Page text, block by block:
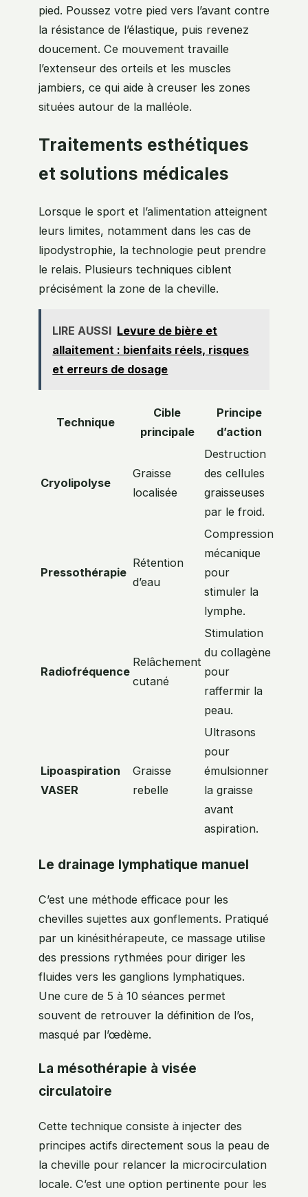
pied. Poussez votre pied vers l’avant contre
la résistance de l’élastique, puis revenez
doucement. Ce mouvement travaille
l’extenseur des orteils et les muscles
jambiers, ce qui aide à creuser les zones
situées autour de la malléole.
Traitements esthétiques
et solutions médicales
Lorsque le sport et l’alimentation atteignent
leurs limites, notamment dans les cas de
lipodystrophie, la technologie peut prendre
le relais. Plusieurs techniques ciblent
précisément la zone de la cheville.
LIRE AUSSI Levure de bière et
allaitement : bienfaits réels, risques
et erreurs de dosage
Technique
Cible
principale
Principe
d’action
Cryolipolyse
Graisse
localisée
Destruction
des cellules
graisseuses
par le froid.
Pressothérapie
Rétention
d’eau
Compression
mécanique
pour
stimuler la
lymphe.
Radiofréquence
Relâchement
cutané
Stimulation
du collagène
pour
raffermir la
peau.
Lipoaspiration
VASER
Graisse
rebelle
Ultrasons
pour
émulsionner
la graisse
avant
aspiration.
Le drainage lymphatique manuel
C’est une méthode efficace pour les
chevilles sujettes aux gonflements. Pratiqué
par un kinésithérapeute, ce massage utilise
des pressions rythmées pour diriger les
fluides vers les ganglions lymphatiques.
Une cure de 5 à 10 séances permet
souvent de retrouver la définition de l’os,
masqué par l’œdème.
La mésothérapie à visée
circulatoire
Cette technique consiste à injecter des
principes actifs directement sous la peau de
la cheville pour relancer la microcirculation
locale. C’est une option pertinente pour les